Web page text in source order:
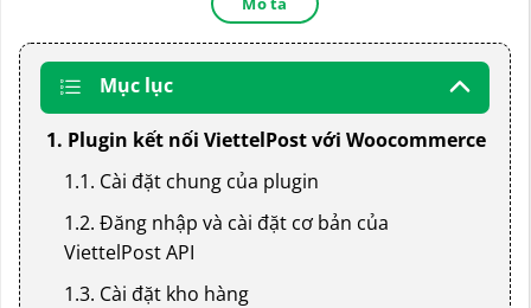
Mục lục
1. Plugin kết nối ViettelPost với Woocommerce
1.1. Cài đặt chung của plugin
1.2. Đăng nhập và cài đặt cơ bản của
ViettelPost API
1.3. Cài đặt kho hàng